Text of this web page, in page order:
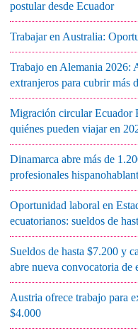
postular desde Ecuador
Trabajar en Australia:
Trabajo en Alemania 2026:
extranjeros para cubrir más
Migración circular Ecuador
quiénes pueden viajar en
Dinamarca abre más de
profesionales
Oportunidad laboral en
ecuatorianos: sueldos de
Sueldos de hasta $7.200 y
abre nueva convocatoria de
Austria ofrece trabajo para
$4.000